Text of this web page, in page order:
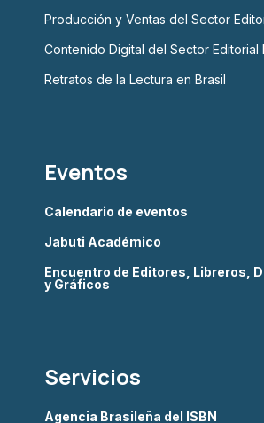
Producción y Ventas del Sector
Contenido Digital del Sector Editorial
Retratos de la Lectura en Brasil
Eventos
Calendario de eventos
Jabuti Académico
Encuentro de Editores, Libreros,
y Gráficos
Servicios
Agencia Brasileña del ISBN